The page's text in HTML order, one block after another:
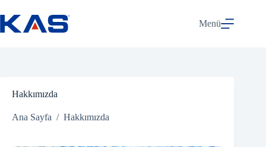
to
content
Menü
Hakkımızda
Ana Sayfa / Hakkımızda